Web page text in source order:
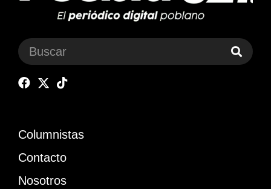
Columnistas
Contacto
Nosotros